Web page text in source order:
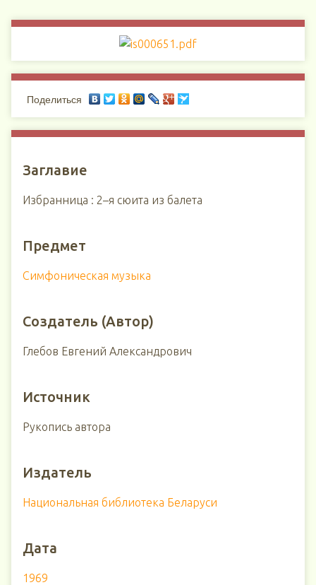
Поделиться
Заглавие
Избранница : 2–я сюита из балета
Предмет
Симфоническая музыка
Создатель (Автор)
Глебов Евгений Александрович
Источник
Рукопись автора
Издатель
Национальная библиотека Беларуси
Дата
1969